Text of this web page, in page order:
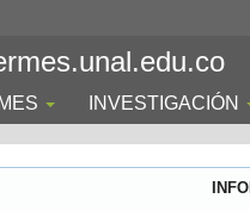
INVESTIGACIÓN